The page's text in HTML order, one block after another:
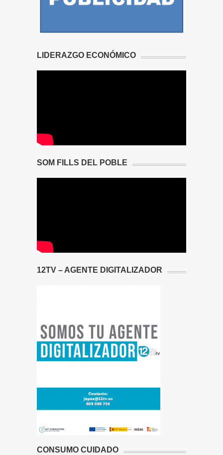
LIDERAZGO ECONÓMICO
SOM FILLS DEL POBLE
12TV – AGENTE DIGITALIZADOR
CONSUMO CUIDADO